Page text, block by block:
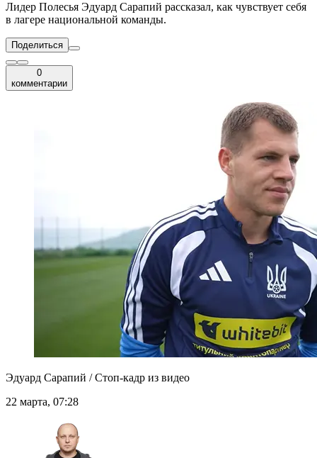
Лидер Полесья Эдуард Сарапий рассказал, как чувствует себя
в лагере национальной команды.
Поделиться
0
комментарии
Эдуард Сарапий / Стоп-кадр из видео
22 марта, 07:28